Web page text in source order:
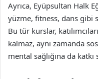
Ayrıca, Eyüpsultan Halk
yüzme, fitness, dans gibi
Bu tür kurslar,
kalmaz, aynı zamanda
mental sağlığına da katkı